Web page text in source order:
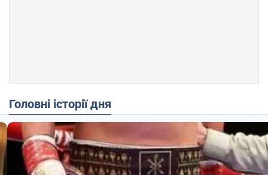
Головні історії дня